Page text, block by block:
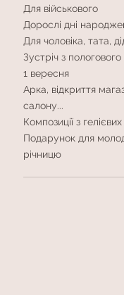
Для військового
Дорослі дні
Для чоловіка, тата,
Зустріч з пологового
1 вересня
Арка, відкриття
салону...
Композиції з
Подарунок для
річницю